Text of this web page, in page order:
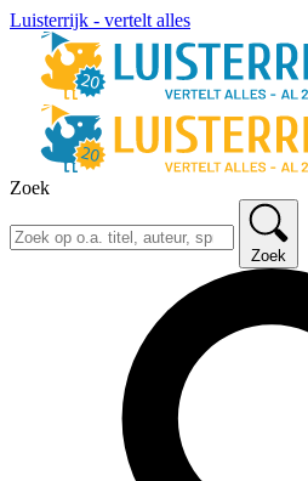
Luisterrijk - vertelt alles
Zoek
Zoek